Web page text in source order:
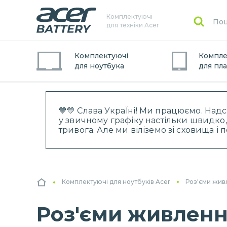
💙💛 Слава УкраЇні! Ми працюємо.
у звичному графіку настільки
тривога. Але ми віліземо зі сховища
Комплектуючі
для техніки Acer
Комплектуючі
для ноутбука
для
Комплектуючі для ноутбуків Acer Роз'єми
Роз'єми